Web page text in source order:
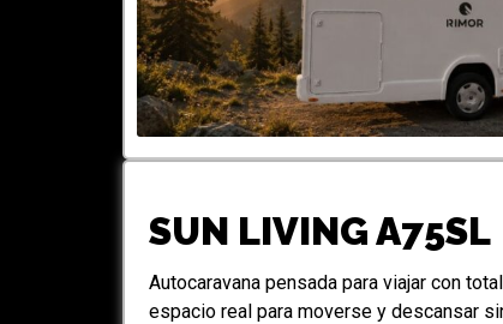
SUN LIVING A75SL
Autocaravana pensada para viajar con
espacio real para moverse y descansar